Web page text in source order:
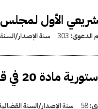
الأول
الدعوى: 303 سنة الإصدار/
عدم قبول
58 سنة الإصدار/السنة